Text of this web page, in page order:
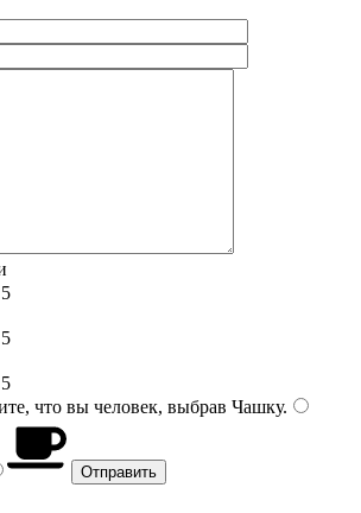
5
5
5
что вы человек, выбрав Чашку.